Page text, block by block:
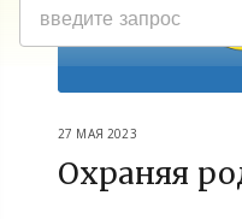
27 МАЯ 2023
Охраняя